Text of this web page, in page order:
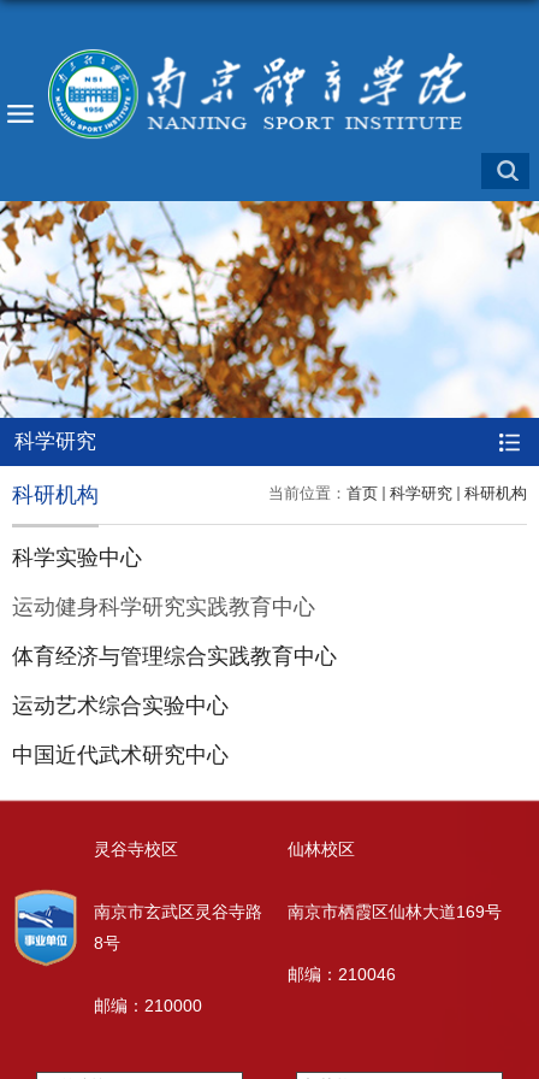
科学研究
当前位置： 首页 科学研究 科研机构
科研机构
科学实验中心
运动健身科学研究实践教育中心
体育经济与管理综合实践教育中心
运动艺术综合实验中心
中国近代武术研究中心
灵谷寺校区
南京市玄武区灵谷寺路
8号
邮编：210000
仙林校区
南京市栖霞区仙林大道169号
邮编：210046